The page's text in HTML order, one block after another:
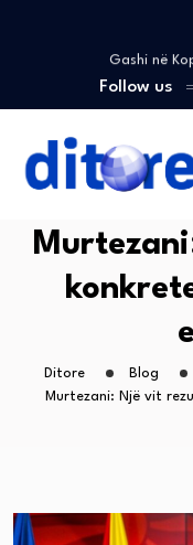
Sali: Ne nuk
Gashi në
Gashi në
Reagim: Valon
Sali: Ne nuk
Gashi në
Reagim: Valon
Sali në
Follow us
Ditore Blog
Murtezani: Një vit